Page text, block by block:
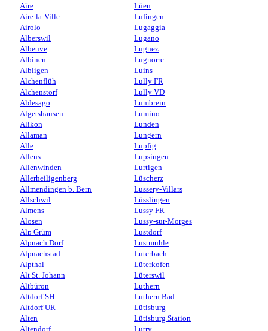
Aïre
Aire-la-Ville
Airolo
Alberswil
Albeuve
Albinen
Albligen
Alchenflüh
Alchenstorf
Aldesago
Algetshausen
Alikon
Allaman
Alle
Allens
Allenwinden
Allerheiligenberg
Allmendingen b. Bern
Allschwil
Almens
Alosen
Alp Grüm
Alpnach Dorf
Alpnachstad
Alpthal
Alt St. Johann
Altbüron
Altdorf SH
Altdorf UR
Alten
Altendorf
Lüen
Lufingen
Lugaggia
Lugano
Lugnez
Lugnorre
Luins
Lully FR
Lully VD
Lumbrein
Lumino
Lunden
Lungern
Lupfig
Lupsingen
Lurtigen
Lüscherz
Lussery-Villars
Lüsslingen
Lussy FR
Lussy-sur-Morges
Lustdorf
Lustmühle
Luterbach
Lüterkofen
Lüterswil
Luthern
Luthern Bad
Lütisburg
Lütisburg Station
Lutry